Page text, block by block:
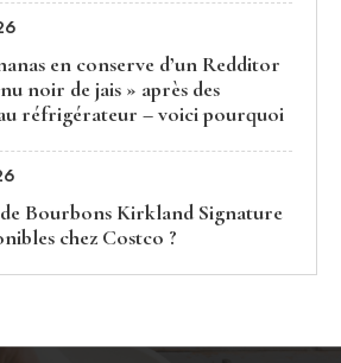
en conserve d’un Redditor
noir de jais » après des
au réfrigérateur – voici pourquoi
Bourbons Kirkland Signature
chez Costco ?